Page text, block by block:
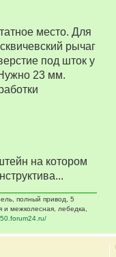
место. Для
рычаг
под шток у
23 мм.
на котором
полный привод, 5
и межколесная, лебедка,